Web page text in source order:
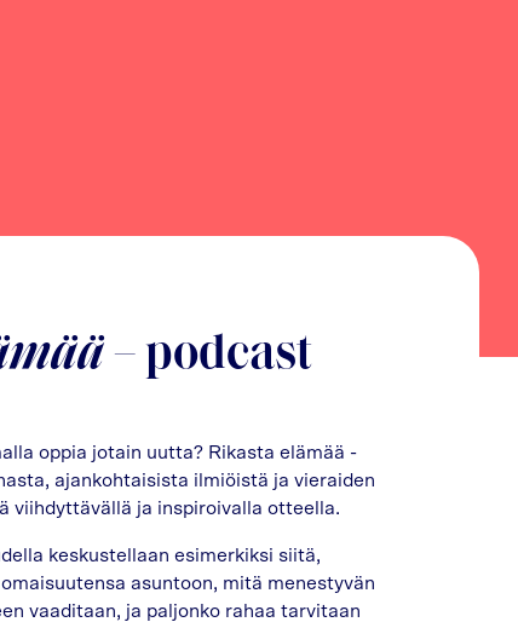
– podcast
oppia jotain uutta? Rikasta elämää -
ajankohtaisista ilmiöistä ja vieraiden
viihdyttävällä ja inspiroivalla otteella.
keskustellaan esimerkiksi siitä,
asuntoon, mitä menestyvän
vaaditaan, ja paljonko rahaa tarvitaan